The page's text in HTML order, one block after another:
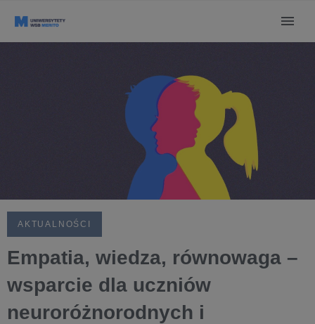
AKTUALNOŚCI
Empatia, wiedza, równowaga –
wsparcie dla uczniów
neuroróżnorodnych i